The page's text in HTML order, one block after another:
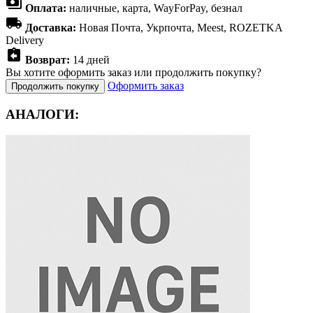
payments Оплата: наличные, карта, WayForPay, безнал
local_shipping Доставка: Новая Почта, Укрпочта, Meest, ROZETKA
Delivery
assignment_return Возврат: 14 дней
Вы хотите оформить заказ или продолжить покупку?
Продолжить покупку Оформить заказ
АНАЛОГИ: